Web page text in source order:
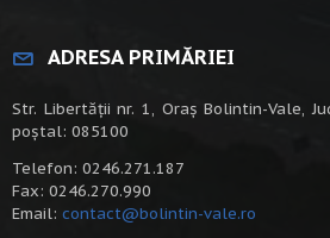
ADRESA PRIMĂRIEI
Str. Libertății nr. 1, Oraș Bolintin-Vale,
poștal: 085100
Telefon: 0246.271.187
Fax: 0246.270.990
Email: contact@bolintin-vale.ro